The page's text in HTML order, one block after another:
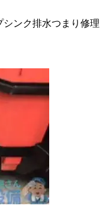
ンク排水つまり修